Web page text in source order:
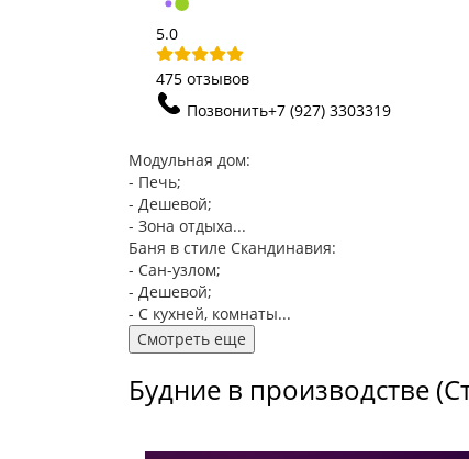
5.0
475 отзывов
Позвонить+7 (927) 3303319
Модульная дом:
- Печь;
- Дешевой;
- Зона отдыха...
Баня в стиле Скандинавия:
- Сан-узлом;
- Дешевой;
- С кухней, комнаты...
Смотреть еще
Будние в производстве